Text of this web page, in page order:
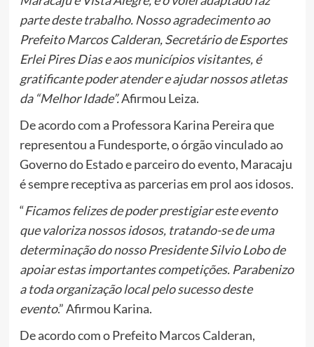
parte deste trabalho. Nosso agradecimento ao
Prefeito Marcos Calderan, Secretário de Esportes
Erlei Pires Dias e aos municípios visitantes, é
gratificante poder atender e ajudar nossos atletas
da “Melhor Idade”.Afirmou Leiza.
De acordo com a Professora Karina Pereira que
representou a Fundesporte, o órgão vinculado ao
Governo do Estado e parceiro do evento, Maracaju
é sempre receptiva as parcerias em prol aos idosos.
“Ficamos felizes de poder prestigiar este evento
que valoriza nossos idosos, tratando-se de uma
determinação do nosso Presidente Silvio Lobo de
apoiar estas importantes competições. Parabenizo
a toda organização local pelo sucesso deste
evento.” Afirmou Karina.
De acordo com o Prefeito Marcos Calderan,